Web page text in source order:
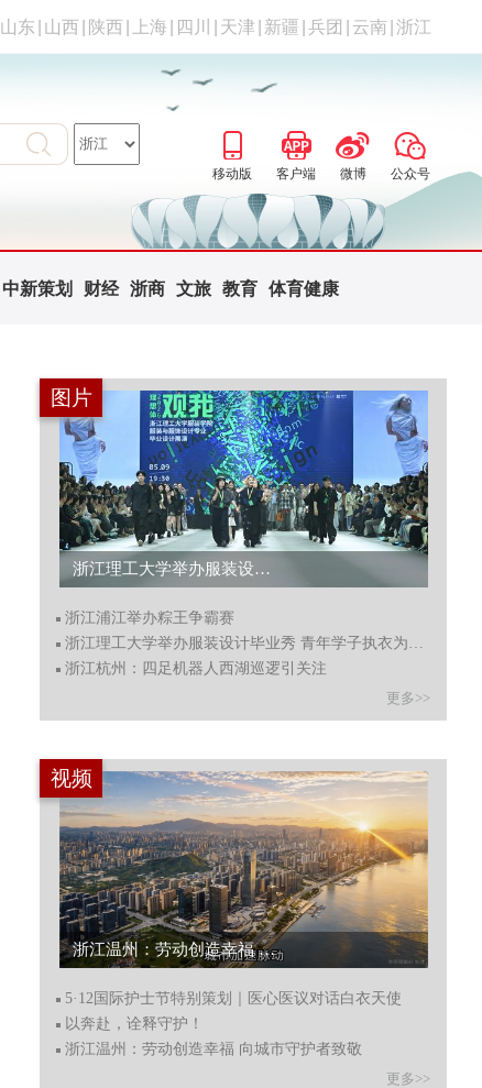
山东 山西 陕西 上海 四川 天津 新疆 兵团 云南 浙江
移动版 客户端 微博 公众号
中新策划 财经 浙商 文旅 教育 体育健康
图片
浙江理工大学举办服装设计毕业秀 青年学子执衣为语秀创意...
浙江浦江举办粽王争霸赛
浙江理工大学举办服装设计毕业秀 青年学子执衣为语秀创意
浙江杭州：四足机器人西湖巡逻引关注
更多>>
视频
浙江温州：劳动创造幸福 向城市守护者致敬...
5·12国际护士节特别策划｜医心医议对话白衣天使
以奔赴，诠释守护！
浙江温州：劳动创造幸福 向城市守护者致敬
更多>>